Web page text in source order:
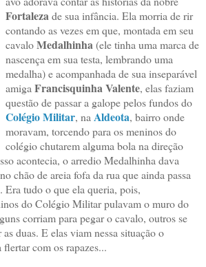
Fortaleza de sua infância. Ela morria de rir
contando as vezes em que, montada em seu
cavaloMedalhinha (ele tinha uma marca de
nascença em sua testa, lembrando uma
medalha) e acompanhada de sua inseparável
amiga Francisquinha Valente, elas faziam
questão de passar a galope pelos fundos do
Colégio Militar, na Aldeota, bairro onde
moravam, torcendo para os meninos do
colégio chutarem alguma bola na direção
acontecia, o arredio Medalhinha dava
chão de areia fofa da rua que ainda passa
tudo o que ela queria, pois,
do Colégio Militar pulavam o muro do
corriam para pegar o cavalo, outros se
duas. E elas viam nessa situação o
com os rapazes...